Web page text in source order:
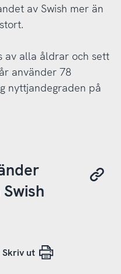
av Swish mer än
av alla åldrar och sett
använder 78
nyttjandegraden på
Skriv ut